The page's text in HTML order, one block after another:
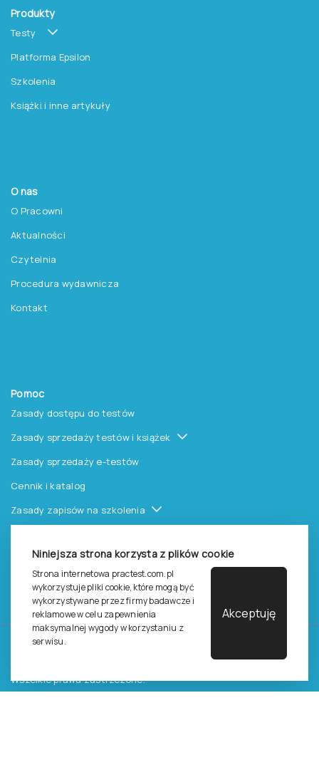
Niniejsza strona korzysta z plików cookie
Strona internetowa practest.com.pl
wykorzystuje pliki cookie, które mogą być
wykorzystywane przez firmy badawcze i
reklamowe w celu zapewnienia
maksymalnej wygody w korzystaniu z
serwisu.
Akceptuję
Produkty
Testy
Platforma Epsilon
Szkolenia
Książki i inne artykuły
O nas
O Pracowni
Aktualności
Czytelnia
Procedura wydawnicza
Kontakt
Pomoc
Zasady dostępu do testów
Zasady sprzedaży testów i książek
Zasady sprzedaży e-testów
Cennik i katalog
Zasady zapisów na szkolenia
Epsilon dla studentów i pracowników naukowych uczelni
Legalność używana testów
Pracownia Testów Psychologicznych Polskiego
Wszelkie prawa zastrzeżone.